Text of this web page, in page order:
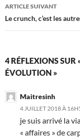
ARTICLE SUIVANT
Le crunch, c’est les
4 RÉFLEXIONS
ÉVOLUTION »
Maitresinh
4 JUILLET 2018 À
je suis arrivé la
« affaires » de